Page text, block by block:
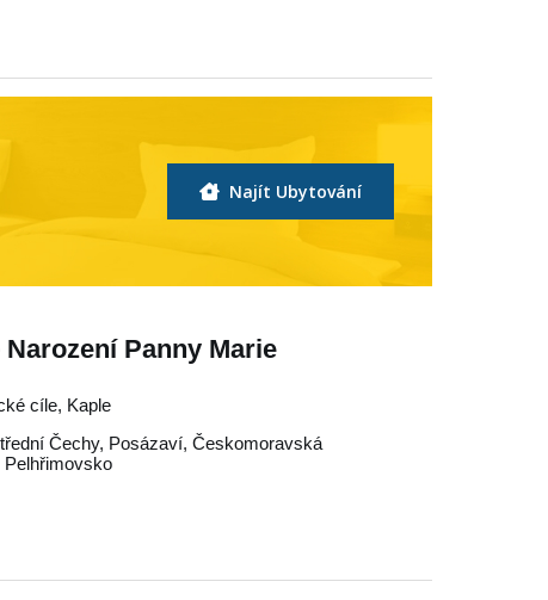
Najít Ubytování
Panny Marie
cíle, Kaple
Čechy, Posázaví, Českomoravská
Pelhřimovsko